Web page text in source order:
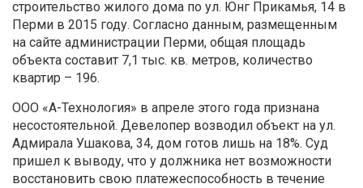
строительство жилого дома по ул. Юнг Прикамья, 14 в
Перми в 2015 году. Согласно данным, размещенным
на сайте администрации Перми, общая площадь
объекта составит 7,1 тыс. кв. метров, количество
квартир – 196.
ООО «А-Технология» в апреле этого года признана
несостоятельной. Девелопер возводил объект на ул.
Адмирала Ушакова, 34, дом готов лишь на 18%. Суд
пришел к выводу, что у должника нет возможности
восстановить свою платежеспособность в течение